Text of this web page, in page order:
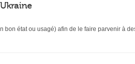
état ou usagé) afin de le faire parvenir à